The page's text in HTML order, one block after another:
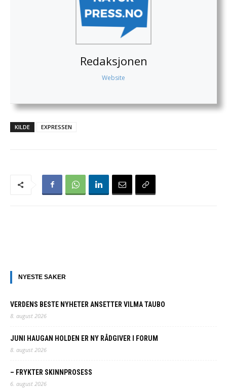
Redaksjonen
Website
KILDE EXPRESSEN
NYESTE SAKER
VERDENS BESTE NYHETER ANSETTER VILMA TAUBO
8. august 2026
JUNI HAUGAN HOLDEN ER NY RÅDGIVER I FORUM
8. august 2026
– FRYKTER SKINNPROSESS
6. august 2026